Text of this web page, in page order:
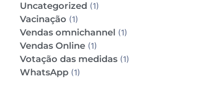
Uncategorized (1)
Vacinação (1)
Vendas omnichannel (1)
Vendas Online (1)
Votação das medidas (1)
WhatsApp (1)